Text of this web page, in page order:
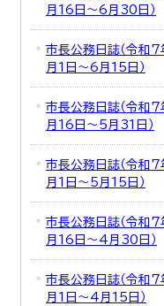
月16日～6月30日）
市長公務日誌（令和7
月1日～6月15日）
市長公務日誌（令和7
月16日～5月31日）
市長公務日誌（令和7
月1日～5月15日）
市長公務日誌（令和
月16日～4月30日）
市長公務日誌（令和
月1日～4月15日）